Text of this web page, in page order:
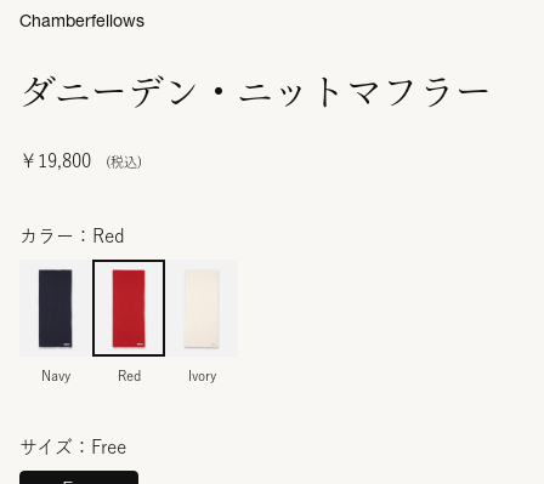
ダニーデン・ニットマフラー
￥19,800
Chamberfellows
カラー：Red
Navy Red Ivory
サイズ：Free